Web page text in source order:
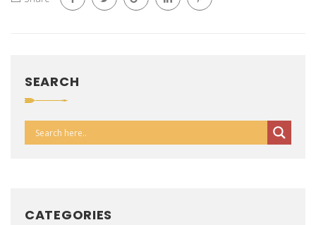
SEARCH
CATEGORIES